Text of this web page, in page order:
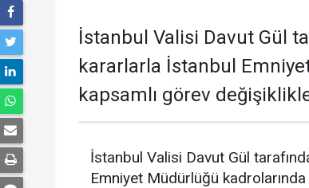
İstanbul Valisi Davut Gül
kararlarla İstanbul
kapsamlı görev
İstanbul Valisi Davut Gül
Emniyet Müdürlüğü